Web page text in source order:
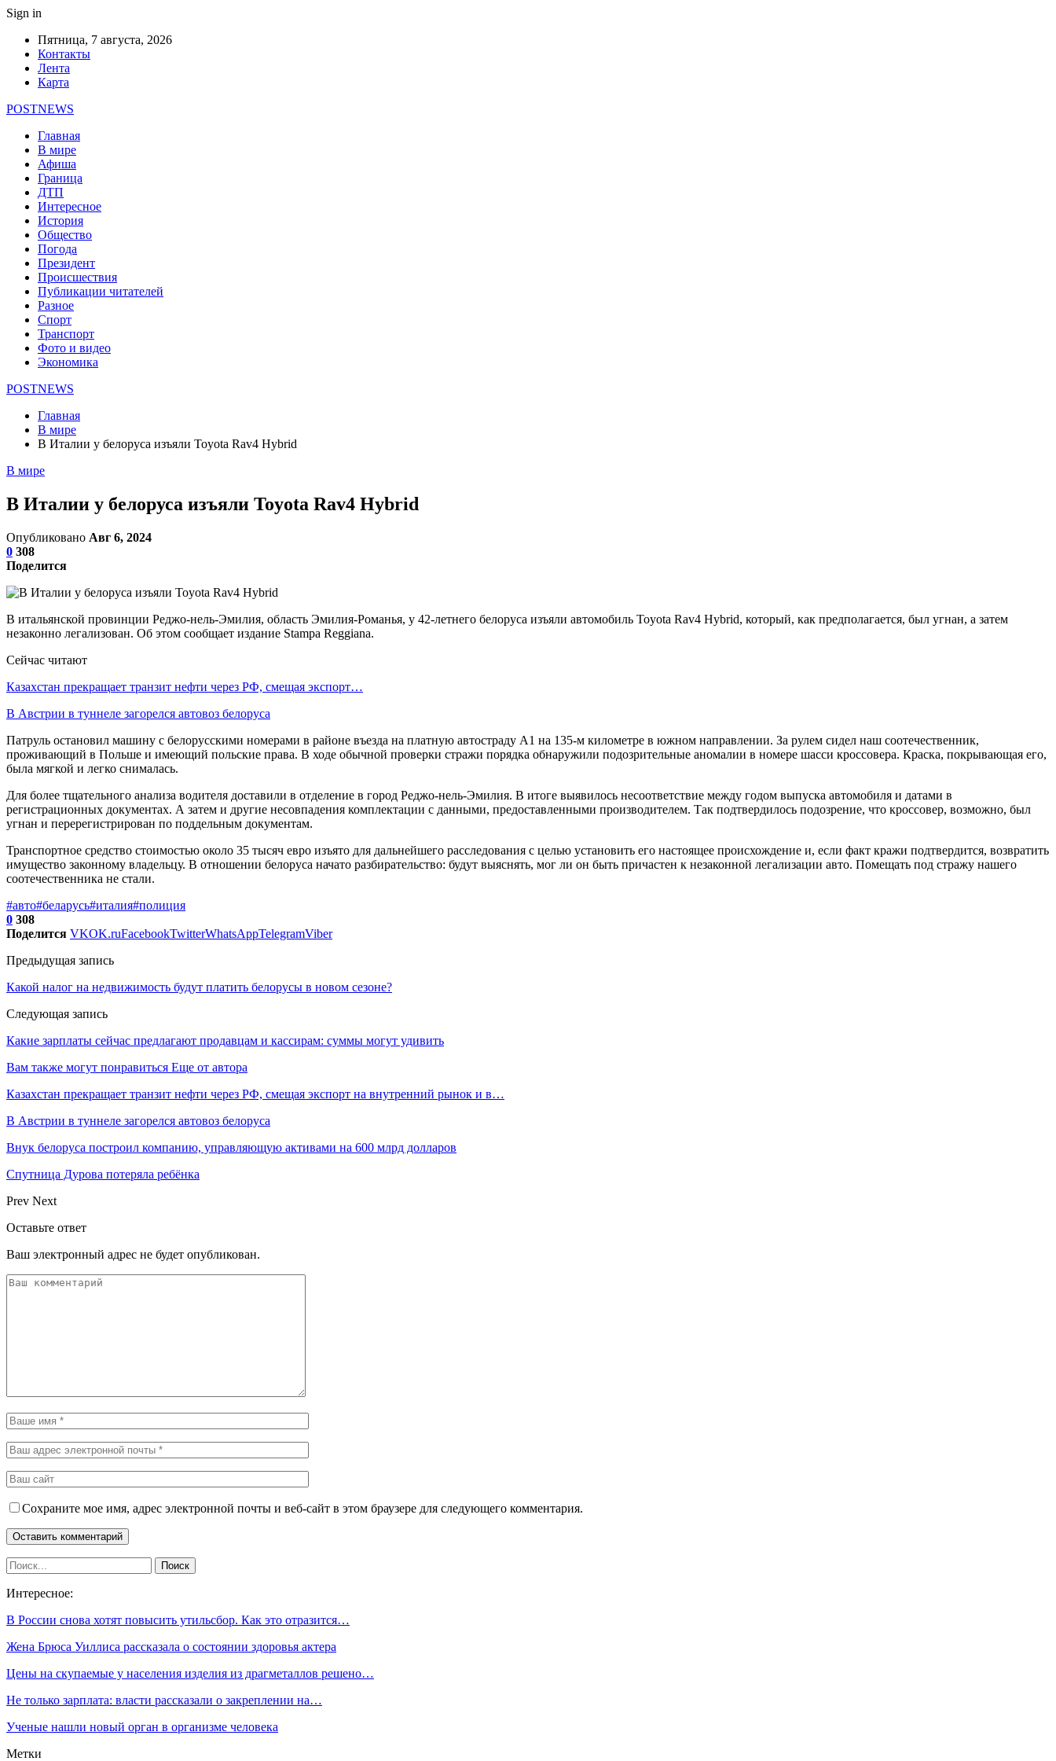
Sign in
Пятница, 7 августа, 2026
Контакты
Лента
Карта
POSTNEWS
Главная
В мире
Афиша
Граница
ДТП
Интересное
История
Общество
Погода
Президент
Происшествия
Публикации читателей
Разное
Спорт
Транспорт
Фото и видео
Экономика
POSTNEWS
Главная
В мире
В Италии у белоруса изъяли Toyota Rav4 Hybrid
В мире
В Италии у белоруса изъяли Toyota Rav4 Hybrid
Опубликовано Авг 6, 2024
0 308
Поделится
В итальянской провинции Реджо-нель-Эмилия, область Эмилия-Романья, у 42-летнего белоруса изъяли автомобиль Toyota Rav4 Hybrid, который, как предполагается, был угнан, а затем
незаконно легализован. Об этом сообщает издание Stampa Reggiana.
Сейчас читают
Казахстан прекращает транзит нефти через РФ, смещая экспорт…
В Австрии в туннеле загорелся автовоз белоруса
Патруль остановил машину с белорусскими номерами в районе въезда на платную автостраду А1 на 135-м километре в южном направлении. За рулем сидел наш соотечественник,
проживающий в Польше и имеющий польские права. В ходе обычной проверки стражи порядка обнаружили подозрительные аномалии в номере шасси кроссовера. Краска, покрывающая его,
была мягкой и легко снималась.
Для более тщательного анализа водителя доставили в отделение в город Реджо-нель-Эмилия. В итоге выявилось несоответствие между годом выпуска автомобиля и датами в
регистрационных документах. А затем и другие несовпадения комплектации с данными, предоставленными производителем. Так подтвердилось подозрение, что кроссовер, возможно, был
угнан и перерегистрирован по поддельным документам.
Транспортное средство стоимостью около 35 тысяч евро изъято для дальнейшего расследования с целью установить его настоящее происхождение и, если факт кражи подтвердится, возвратить
имущество законному владельцу. В отношении белоруса начато разбирательство: будут выяснять, мог ли он быть причастен к незаконной легализации авто. Помещать под стражу нашего
соотечественника не стали.
#авто#беларусь#италия#полиция
0 308
Поделится VKOK.ruFacebookTwitterWhatsAppTelegramViber
Предыдущая запись
Какой налог на недвижимость будут платить белорусы в новом сезоне?
Следующая запись
Какие зарплаты сейчас предлагают продавцам и кассирам: суммы могут удивить
Вам также могут понравиться Еще от автора
Казахстан прекращает транзит нефти через РФ, смещая экспорт на внутренний рынок и в…
В Австрии в туннеле загорелся автовоз белоруса
Внук белоруса построил компанию, управляющую активами на 600 млрд долларов
Спутница Дурова потеряла ребёнка
Prev Next
Оставьте ответ
Ваш электронный адрес не будет опубликован.
Сохраните мое имя, адрес электронной почты и веб-сайт в этом браузере для следующего комментария.
Интересное:
В России снова хотят повысить утильсбор. Как это отразится…
Жена Брюса Уиллиса рассказала о состоянии здоровья актера
Цены на скупаемые у населения изделия из драгметаллов решено…
Не только зарплата: власти рассказали о закреплении на…
Ученые нашли новый орган в организме человека
Метки